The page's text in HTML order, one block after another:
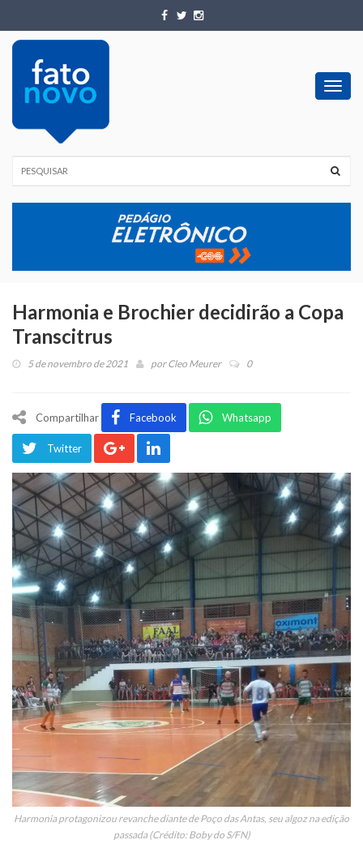
Harmonia e Brochier decidirão a Copa
Transcitrus
5 de novembro de 2021 porCleo Meurer 0
Compartilhar Facebook Whatsapp
Twitter
Harmonia protagonizou revanche diante de Poço das Antas, seu algoz na edição
passada (Crédito: Boby do S/FN)